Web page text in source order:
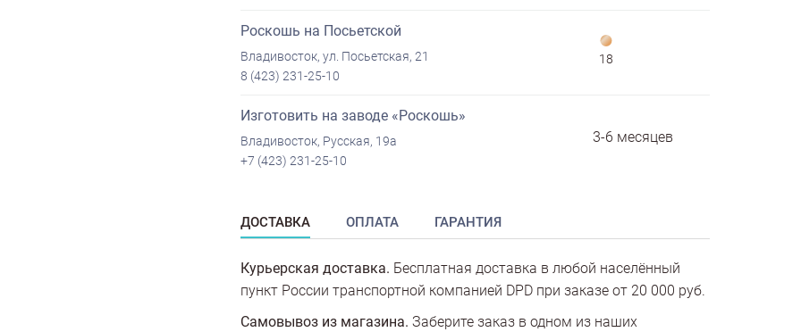
Роскошь на Посьетской
Владивосток, ул. Посьетская, 21
8 (423) 231-25-10
18
Изготовить на заводе «Роскошь»
Владивосток, Русская, 19а
+7 (423) 231-25-10
3-6 месяцев
ДОСТАВКА ОПЛАТА ГАРАНТИЯ
Курьерская доставка. Бесплатная доставка в любой населённый
пункт России транспортной компанией DPD при заказе от 20 000 руб.
Самовывоз из магазина. Заберите заказ в одном из наших